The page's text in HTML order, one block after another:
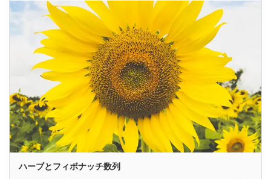
ハーブとフィボナッチ数列